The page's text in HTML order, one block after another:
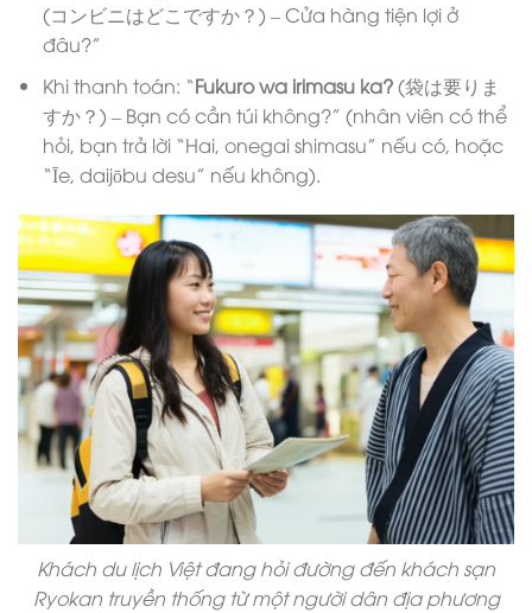
(コンビニはどこですか？) – Cửa hàng tiện lợi ở
đâu?”
Khi thanh toán: “Fukuro wa irimasu ka?(袋は要りま
すか？) – Bạn có cần túi không?” (nhân viên có thể
hỏi, bạn trả lời “Hai, onegai shimasu” nếu có, hoặc
“Īe, daijōbu desu” nếu không).
Khách du lịch Việt đang hỏi đường đến khách sạn
Ryokan truyền thống từ một người dân địa phương